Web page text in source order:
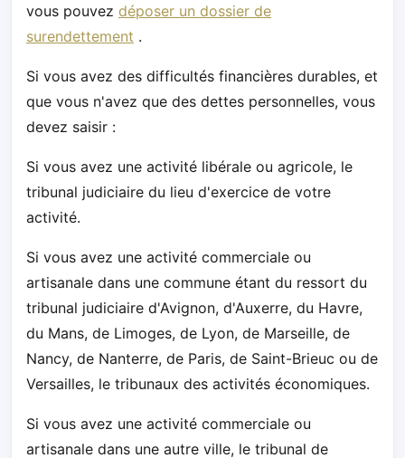
vous pouvez déposer un dossier de
surendettement .
Si vous avez des difficultés financières durables, et
que vous n'avez que des dettes personnelles, vous
devez saisir :
Si vous avez une activité libérale ou agricole, le
tribunal judiciaire du lieu d'exercice de votre
activité.
Si vous avez une activité commerciale ou
artisanale dans une commune étant du ressort du
tribunal judiciaire d'Avignon, d'Auxerre, du Havre,
du Mans, de Limoges, de Lyon, de Marseille, de
Nancy, de Nanterre, de Paris, de Saint-Brieuc ou de
Versailles, le tribunaux des activités économiques.
Si vous avez une activité commerciale ou
artisanale dans une autre ville, le tribunal de